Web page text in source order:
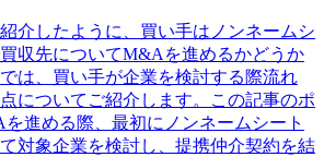
介したように、買い手はノンネームシ
収先についてM&Aを進めるかどうか
は、買い手が企業を検討する際流れ
についてご紹介します。この記事のポ
進める際、最初にノンネームシート
対象企業を検討し、提携仲介契約を結